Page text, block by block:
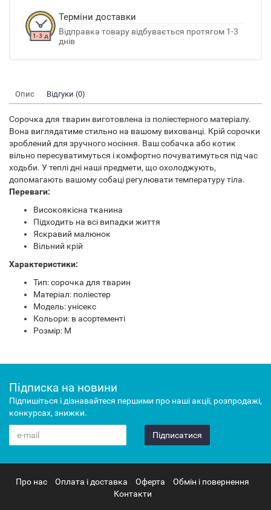
Терміни доставки
Відправка товару відбувається протягом 1-3
днів
Опис Відгуки (0)
Сорочка для тварин виготовлена із поліестерного матеріалу.
Вона виглядатиме стильно на вашому вихованці. Крій сорочки
зроблений для зручного носіння. Ваш собачка або котик
вільно пересуватимуться і комфортно почуватимуться під час
ходьби. У теплі дні наші предмети, що охолоджують,
допомагають вашому собаці регулювати температуру тіла.
Переваги:
Високоякісна тканина
Підходить на всі випадки життя
Яскравий малюнок
Вільний крій
Характеристики:
Тип: сорочка для тварин
Матеріал: поліестер
Модель: унісекс
Кольори: в асортементі
Розмір: М
Підписка на новини
Підпишіться і дізнавайтеся першими про наші акції, розпродажі,
конкурсах, знижки.
Підписатися
Про нас Оплата і доставка Оферта
Обмін і повернення
Контакти